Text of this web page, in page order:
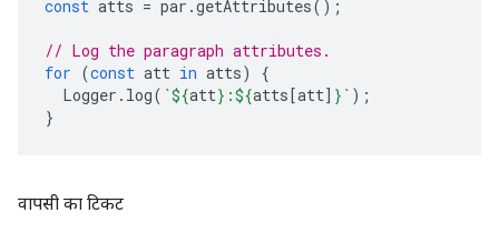
const atts = par .getAttributes();
// Log the paragraph attributes.
for (const att in atts)
{
Logger . log( `${att} :${atts[att] } ` );
}
वापसी का टिकट